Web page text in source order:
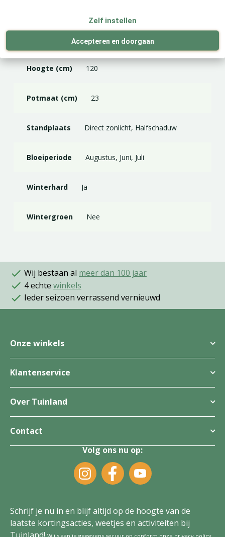
Zelf instellen
Accepteren en doorgaan
Hoogte (cm) 120
Potmaat (cm) 23
Standplaats Direct zonlicht, Halfschaduw
Bloeiperiode Augustus, Juni, Juli
Winterhard Ja
Wintergroen Nee
Wij bestaan al meer dan 100 jaar
4 echte winkels
Ieder seizoen verrassend vernieuwd
Onze winkels
Klantenservice
Over Tuinland
Contact
Volg ons nu op:
Schrijf je nu in en blijf altijd op de hoogte van de
laatste kortingsacties, weetjes en activiteiten bij